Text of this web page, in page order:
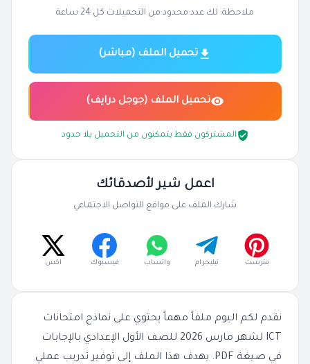
نقدم لكم اليوم ملفاً مهماً يحتوي على نماذج امتحانات
ICT لشهر مارس 2026 للصف الأول الإعدادي بالإجابات
في صيغة PDF. يهدف هذا الملف إلى توفير تدريب عملي
ملاحظة: لك عدد محدود من التحميلات كل 24 ساعة
تحميل الملف (مباشر)
تحميل الملف (جوجل درايف)
المشتركون فقط يتمكنون من التحميل بلا حدود
اعمل شير لأصدقائك
شارك الملف على مواقع التواصل الاجتماعي
بنترست تيليجرام واتساب فيسبوك اكس